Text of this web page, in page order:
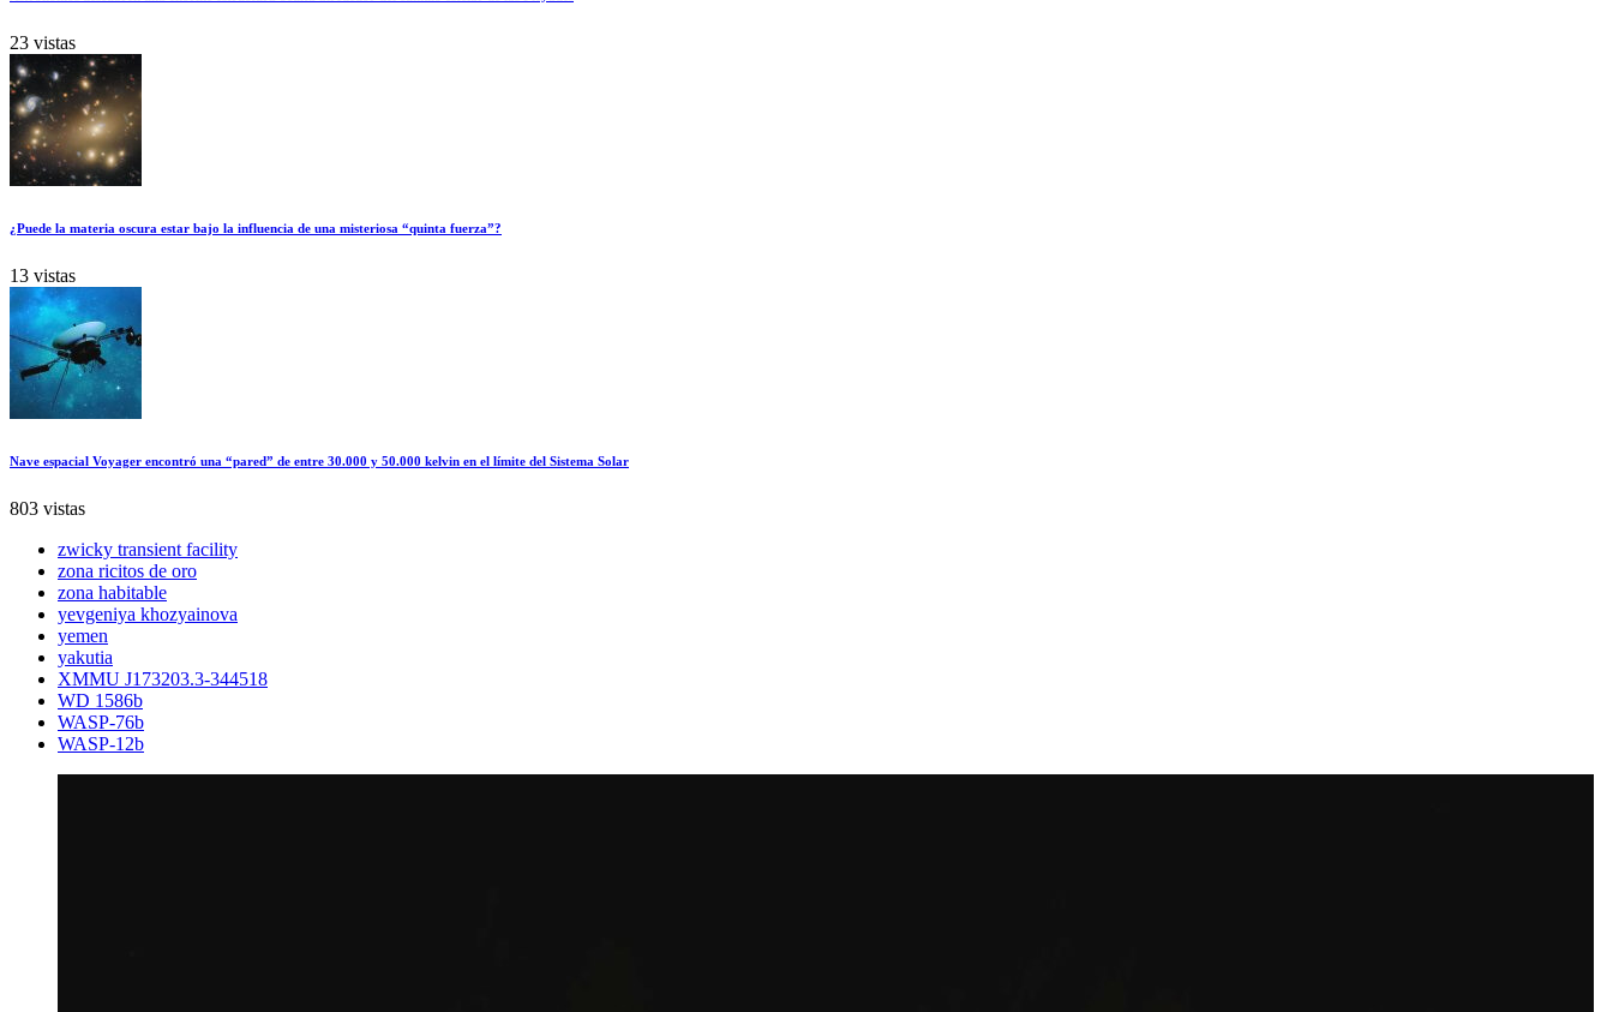
23 vistas
¿Puede la materia oscura estar bajo la influencia de una misteriosa “quinta fuerza”?
13 vistas
Nave espacial Voyager encontró una “pared” de entre 30.000 y 50.000 kelvin en el límite del Sistema Solar
803 vistas
zwicky transient facility
zona ricitos de oro
zona habitable
yevgeniya khozyainova
yemen
yakutia
XMMU J173203.3-344518
WD 1586b
WASP-76b
WASP-12b